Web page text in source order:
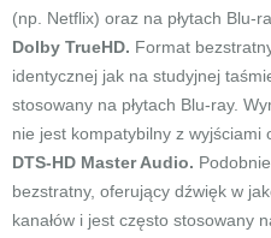
(np. Netflix) oraz na płytach Blu-
Dolby TrueHD. Format
identycznej jak na studyjnej
stosowany na płytach Blu-ray.
nie jest kompatybilny z wyjściami
DTS-HD Master Audio.
bezstratny, oferujący dźwięk w
kanałów i jest często stosowany